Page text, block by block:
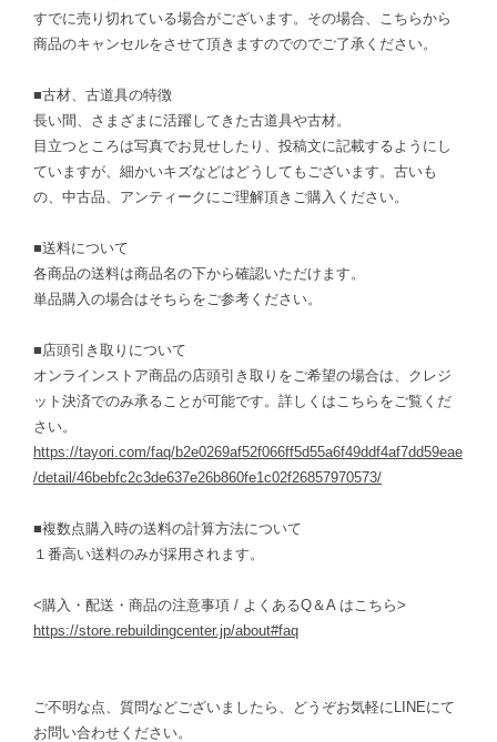
すでに売り切れている場合がございます。その場合、こちらから
商品のキャンセルをさせて頂きますのでのでご了承ください。
■古材、古道具の特徴
長い間、さまざまに活躍してきた古道具や古材。
目立つところは写真でお見せしたり、投稿文に記載するようにし
ていますが、細かいキズなどはどうしてもございます。古いも
の、中古品、アンティークにご理解頂きご購入ください。
■送料について
各商品の送料は商品名の下から確認いただけます。
単品購入の場合はそちらをご参考ください。
■店頭引き取りについて
オンラインストア商品の店頭引き取りをご希望の場合は、クレジ
ット決済でのみ承ることが可能です。詳しくはこちらをご覧くだ
さい。
https://tayori.com/faq/b2e0269af52f066ff5d55a6f49ddf4af7dd59eae
/detail/46bebfc2c3de637e26b860fe1c02f26857970573/
■複数点購入時の送料の計算方法について
１番高い送料のみが採用されます。
<購入・配送・商品の注意事項 / よくあるQ＆A はこちら>
https://store.rebuildingcenter.jp/about#faq
ご不明な点、質問などございましたら、どうぞお気軽にLINEにて
お問い合わせください。